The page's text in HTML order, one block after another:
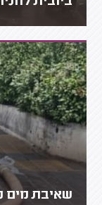
שאיבת מים